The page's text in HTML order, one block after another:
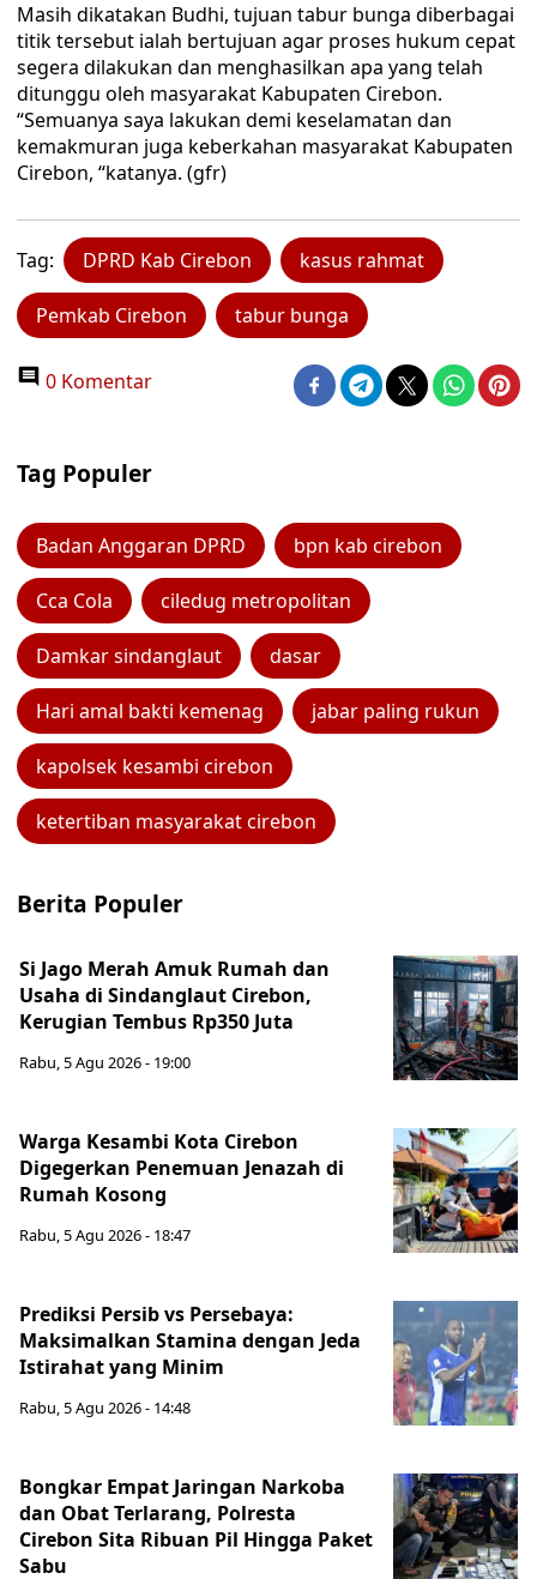
Masih dikatakan Budhi, tujuan tabur bunga diberbagai
titik tersebut ialah bertujuan agar proses hukum cepat
segera dilakukan dan menghasilkan apa yang telah
ditunggu oleh masyarakat Kabupaten Cirebon.
“Semuanya saya lakukan demi keselamatan dan
kemakmuran juga keberkahan masyarakat Kabupaten
Cirebon, “katanya. (gfr)
Tag: DPRD Kab Cirebon kasus rahmat
Pemkab Cirebon tabur bunga
0 Komentar
Tag Populer
Badan Anggaran DPRD bpn kab cirebon
Cca Cola ciledug metropolitan
Damkar sindanglaut dasar
Hari amal bakti kemenag jabar paling rukun
kapolsek kesambi cirebon
ketertiban masyarakat cirebon
Berita Populer
Si Jago Merah Amuk Rumah dan
Usaha di Sindanglaut Cirebon,
Kerugian Tembus Rp350 Juta
Rabu, 5 Agu 2026 - 19:00
Warga Kesambi Kota Cirebon
Digegerkan Penemuan Jenazah di
Rumah Kosong
Rabu, 5 Agu 2026 - 18:47
Prediksi Persib vs Persebaya:
Maksimalkan Stamina dengan Jeda
Istirahat yang Minim
Rabu, 5 Agu 2026 - 14:48
Bongkar Empat Jaringan Narkoba
dan Obat Terlarang, Polresta
Cirebon Sita Ribuan Pil Hingga Paket
Sabu